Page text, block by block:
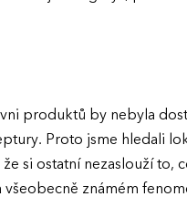
produktů by nebyla
Proto jsme hledali
si ostatní nezaslouží
známém